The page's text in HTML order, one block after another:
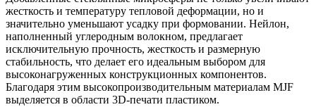
жесткость и температуру тепловой деформации, но и
значительно уменьшают усадку при формовании. Нейлон,
наполненный углеродным волокном, предлагает
исключительную прочность, жесткость и размерную
стабильность, что делает его идеальным выбором для
высоконагруженных конструкционных компонентов.
Благодаря этим высокопроизводительным материалам MJF
выделяется в области 3D-печати пластиком.